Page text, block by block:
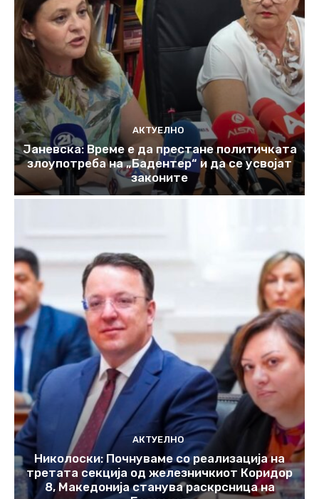
АКТУЕЛНО
Јаневска: Време е да престане политичката
злоупотреба на „Бадентер“ и да се усвојат
законите
АКТУЕЛНО
Николоски: Почнуваме со реализација на
третата секција од железничкиот Коридор
8, Македонија станува раскрсница на